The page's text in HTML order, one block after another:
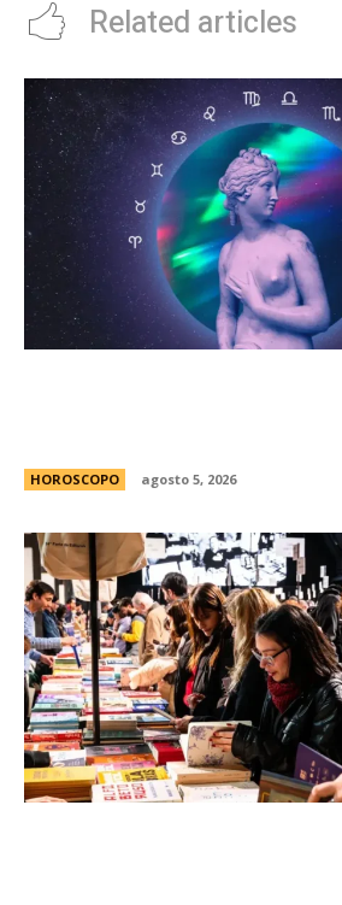
Related articles
HOROSCOPO agosto 5, 2026